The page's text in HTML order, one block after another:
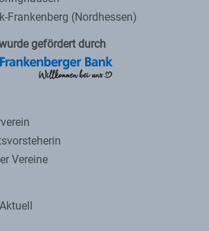
Frankenberg (Nordhessen)
gefördert durch
Vereine